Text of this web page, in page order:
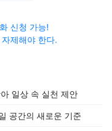
신청 가능!
제해야 한다.
일상 속 실천 제안
공간의 새로운 기준